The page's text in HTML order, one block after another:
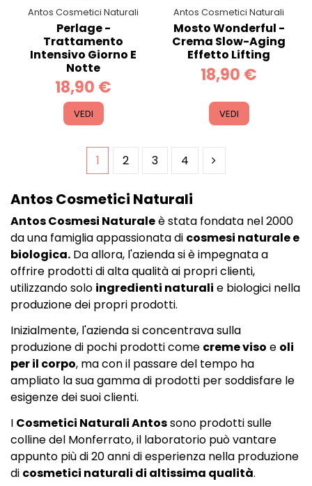
Antos Cosmetici Naturali
Perlage -
Trattamento
Intensivo Giorno E
Notte
18,90 €
VEDI
Antos Cosmetici Naturali
Mosto Wonderful -
Crema Slow-Aging
Effetto Lifting
18,90 €
VEDI
1 2 3 4
Antos Cosmetici Naturali
Antos Cosmesi Naturaleè stata fondata nel 2000
da una famiglia appassionata di cosmesi naturale e
biologica. Da allora, l'azienda si è impegnata a
offrire prodotti di alta qualità ai propri clienti,
utilizzando solo ingredienti naturali e biologici nella
produzione dei propri prodotti.
Inizialmente, l'azienda si concentrava sulla
produzione di pochi prodotti come creme viso e oli
per il corpo, ma con il passare del tempo ha
ampliato la sua gamma di prodotti per soddisfare le
esigenze dei suoi clienti.
I Cosmetici Naturali Antossono prodotti sulle
colline del Monferrato, il laboratorio può vantare
appunto più di 20 anni di esperienza nella produzione
di cosmetici naturali di altissima qualità.